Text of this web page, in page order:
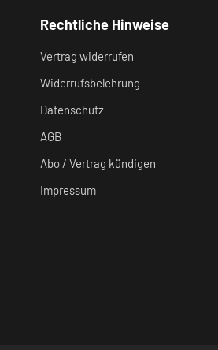
Rechtliche Hinweise
Vertrag widerrufen
Widerrufsbelehrung
Datenschutz
AGB
Abo / Vertrag kündigen
Impressum